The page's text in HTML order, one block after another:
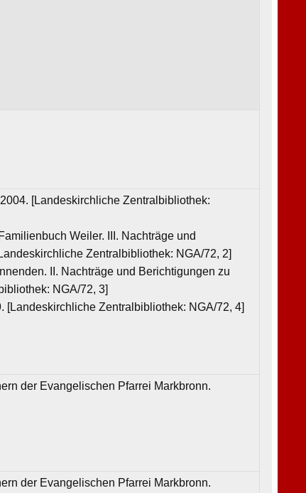
[Landeskirchliche Zentralbibliothek:
Weiler. III. Nachträge und
Zentralbibliothek: NGA/72, 2]
II. Nachträge und Berichtigungen zu
NGA/72, 3]
[Landeskirchliche Zentralbibliothek: NGA/72, 4]
der Evangelischen Pfarrei Markbronn.
der Evangelischen Pfarrei Markbronn.